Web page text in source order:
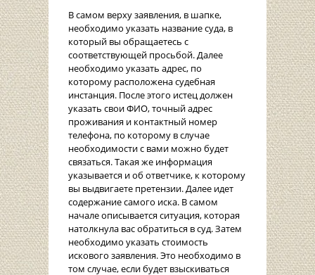
В самом верху заявления, в шапке,
необходимо указать название суда, в
который вы обращаетесь с
соответствующей просьбой. Далее
необходимо указать адрес, по
которому расположена судебная
инстанция. После этого истец должен
указать свои ФИО, точный адрес
проживания и контактный номер
телефона, по которому в случае
необходимости с вами можно будет
связаться. Такая же информация
указывается и об ответчике, к которому
вы выдвигаете претензии. Далее идет
содержание самого иска. В самом
начале описывается ситуация, которая
натолкнула вас обратиться в суд. Затем
необходимо указать стоимость
искового заявления. Это необходимо в
том случае, если будет взыскиваться